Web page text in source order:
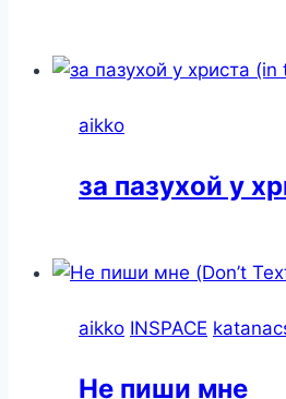
aikko
за пазухой у
aikko INSPACE
Не пиши мне